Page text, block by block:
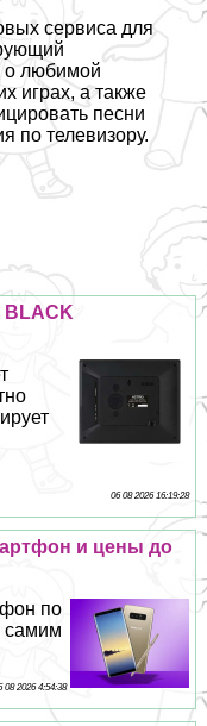
сервиса для
о любимой
играх, а также
песни
по телевизору.
BLACK
06 08 2026 16:19:28
и цены до
по
самим
08 2026 4:54:38